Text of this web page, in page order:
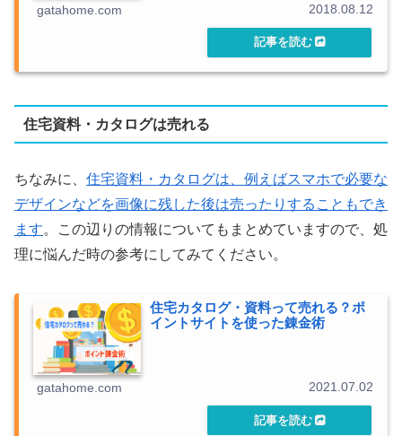
gatahome.com 2018.08.12
住宅資料・カタログは売れる
ちなみに、 住宅資料・カタログは、例えばスマホで必要な
デザインなどを画像に残した後は売ったりすることもでき
ます。この辺りの情報についてもまとめていますので、処
理に悩んだ時の参考にしてみてください。
住宅カタログ・資料って売れる？ポ
イントサイトを使った錬金術
gatahome.com 2021.07.02